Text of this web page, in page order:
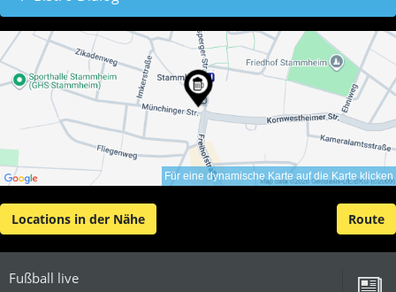
Für eine dynamische Karte auf die Karte klicken
Locations in der Nähe Route
Fußball live